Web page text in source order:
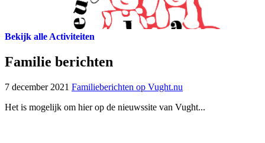
Bekijk alle Activiteiten
Familie berichten
7 december 2021 Familieberichten op Vught.nu
Het is mogelijk om hier op de nieuwssite van Vught...